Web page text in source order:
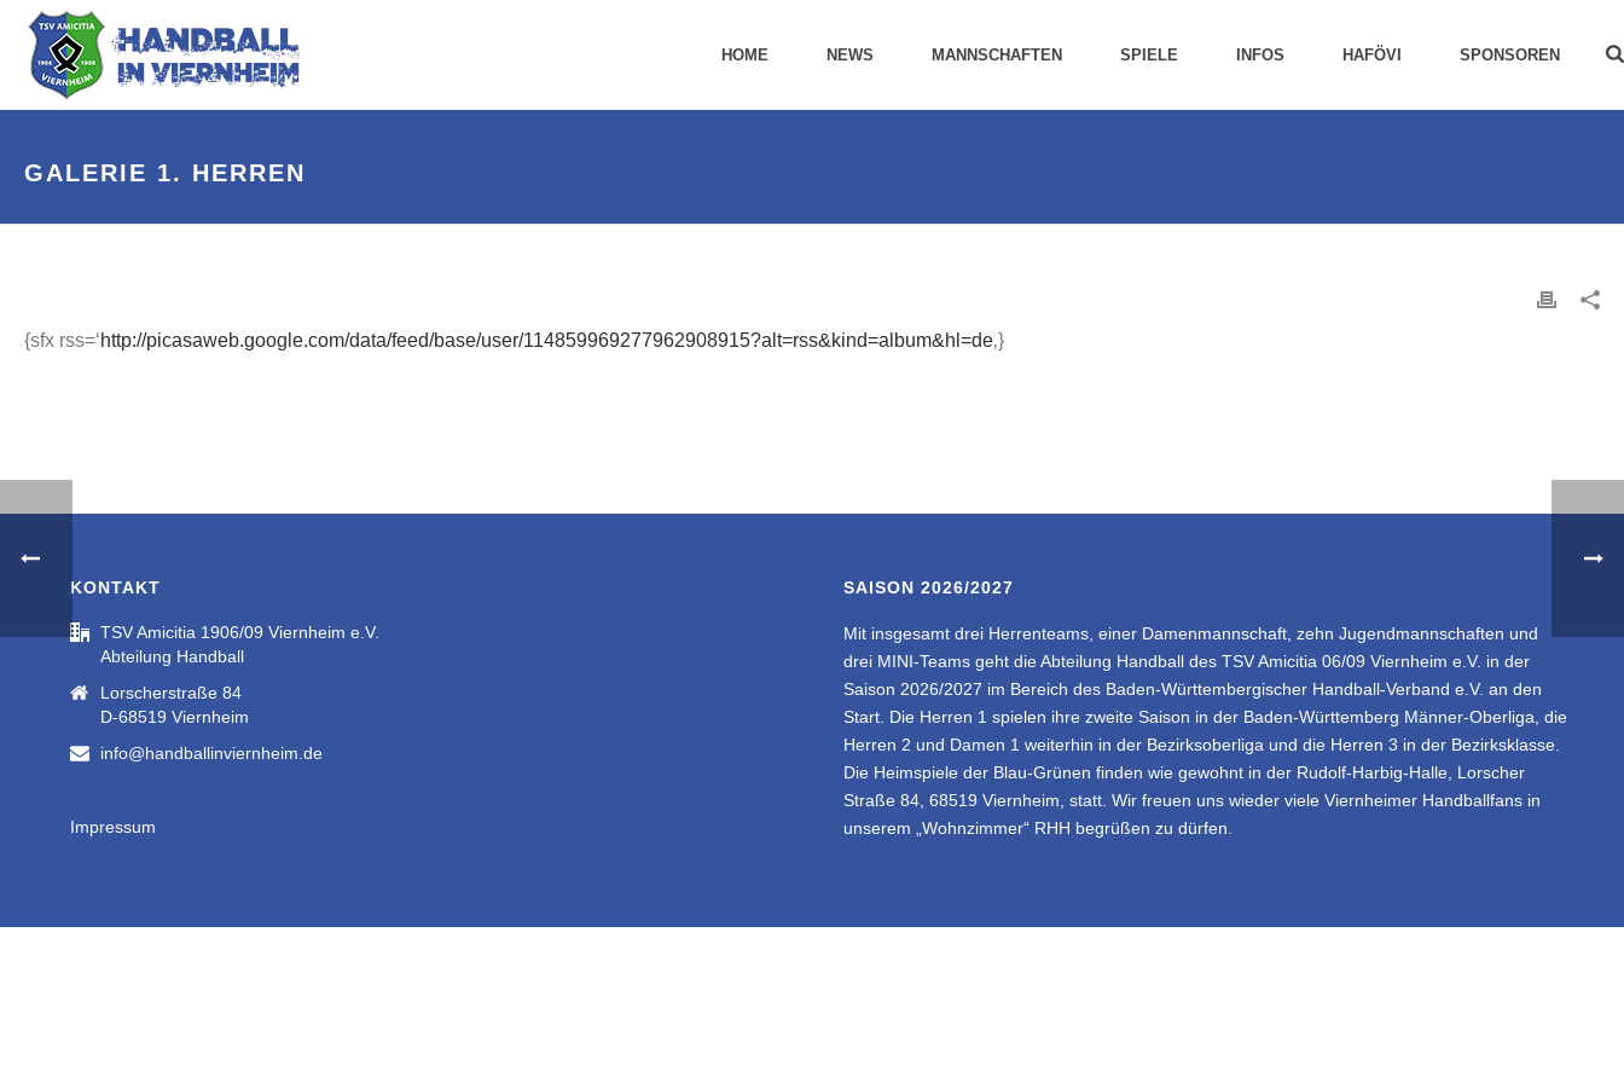
HOME NEWS MANNSCHAFTEN SPIELE INFOS HAFÖVI SPONSOREN
GALERIE 1. HERREN
{sfx rss=‘http://picasaweb.google.com/data/feed/base/user/114859969277962908915?alt=rss&kind=album&hl=de‚}
KONTAKT
TSV Amicitia 1906/09 Viernheim e.V.
Abteilung Handball
Lorscherstraße 84
D-68519 Viernheim
info@handballinviernheim.de
Impressum
SAISON 2026/2027
Mit insgesamt drei Herrenteams, einer Damenmannschaft, zehn Jugendmannschaften und
drei MINI-Teams geht die Abteilung Handball des TSV Amicitia 06/09 Viernheim e.V. in der
Saison 2026/2027 im Bereich des Baden-Württembergischer Handball-Verband e.V. an den
Start. Die Herren 1 spielen ihre zweite Saison in der Baden-Württemberg Männer-Oberliga, die
Herren 2 und Damen 1 weiterhin in der Bezirksoberliga und die Herren 3 in der Bezirksklasse.
Die Heimspiele der Blau-Grünen finden wie gewohnt in der Rudolf-Harbig-Halle, Lorscher
Straße 84, 68519 Viernheim, statt. Wir freuen uns wieder viele Viernheimer Handballfans in
unserem „Wohnzimmer“ RHH begrüßen zu dürfen.